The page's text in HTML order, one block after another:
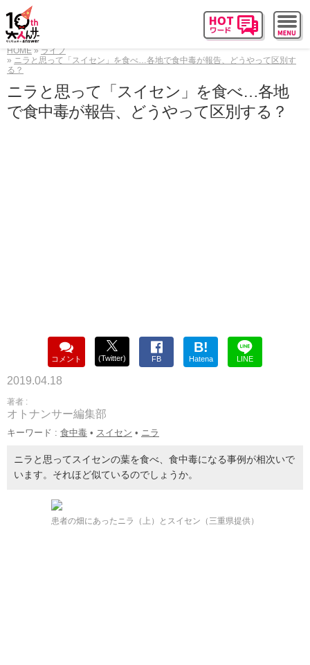
HOME
ライフ
ニラと思って「スイセン」を食べ…各地で食中毒が報告、どうやって区別す
る？
ニラと思って「スイセン」を食べ…各地
で食中毒が報告、どうやって区別する？
コメント (Twitter) FB
B!
Hatena LINE
2019.04.18
著者 :
オトナンサー編集部
キーワード : 食中毒 • スイセン • ニラ
ニラと思ってスイセンの葉を食べ、食中毒になる事例が相次いで
います。それほど似ているのでしょうか。
患者の畑にあったニラ（上）とスイセン（三重県提供）